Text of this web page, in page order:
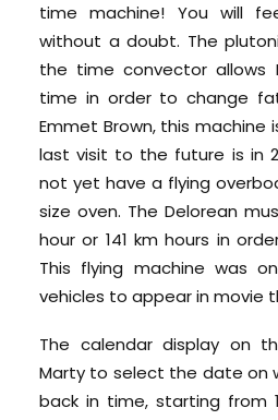
time machine! You will
without a doubt. The
the time convector allows
time in order to change
Emmet Brown, this machine
last visit to the future is in
not yet have a flying
size oven. The Delorean
hour or 141 km hours in
This flying machine was
vehicles to appear in movie
The calendar display on
Marty to select the date on
back in time, starting from